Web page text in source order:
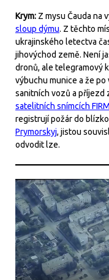
Krym: Z mysu Čauda na
sloup dýmu. Z těchto
ukrajinského letectva
jihovýchod země. Není
dronů, ale telegramový
výbuchu munice a že
sanitních vozů a příjezd
satelitních snímcích
registrují požár do
Prymorskyj, jistou
odvodit lze.